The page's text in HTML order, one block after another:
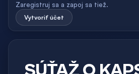
Zaregistruj sa a zapoj sa tiež.
Vytvoriť účet